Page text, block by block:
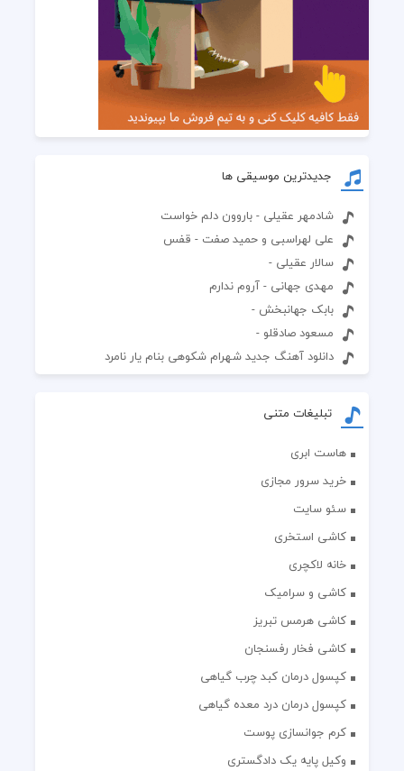
جدیدترین موسیقی ها
شادمهر عقیلی - باروون دلم خواست
علی لهراسبی و حمید صفت - قفس
سالار عقیلی -
مهدی جهانی - آروم ندارم
بابک جهانبخش -
مسعود صادقلو -
دانلود آهنگ جدید شهرام شکوهی بنام یار نامرد
تبلیغات متنی
هاست ابری
خرید سرور مجازی
سئو سایت
کاشی استخری
خانه لاکچری
کاشی و سرامیک
کاشی هرمس تبریز
کاشی فخار رفسنجان
کپسول درمان کبد چرب گیاهی
کپسول درمان درد معده گیاهی
کرم جوانسازی پوست
وکیل پایه یک دادگستری